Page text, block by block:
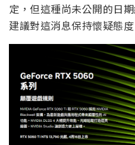
定，但這種尚未公開的日
建議對這消息保持懷疑態度